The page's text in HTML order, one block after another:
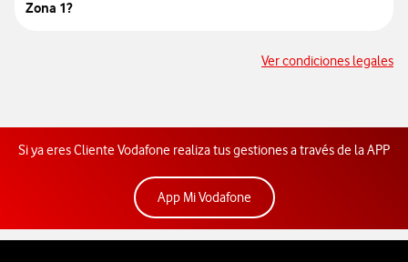
Zona 1?
Ver condiciones legales
Si ya eres Cliente Vodafone realiza tus gestiones a través de la APP
App Mi Vodafone